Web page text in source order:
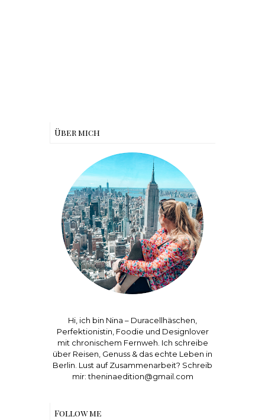
Über mich
Hi, ich bin Nina – Duracellhäschen,
Perfektionistin, Foodie und Designlover
mit chronischem Fernweh. Ich schreibe
über Reisen, Genuss & das echte Leben in
Berlin. Lust auf Zusammenarbeit? Schreib
mir: theninaedition@gmail.com
Follow me